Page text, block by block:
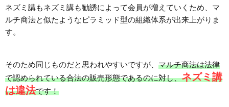
ネズミ講もネズミ講も勧誘によって会員が増えていくため、マ
ルチ商法と似たようなピラミッド型の組織体系が出来上がりま
す。
そのため同じものだと思われやすいですが、 マルチ商法は法律
で認められている合法の販売形態であるのに対し、ネズミ講
は違法です！